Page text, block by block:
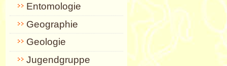
Entomologie
Geographie
Geologie
Jugendgruppe